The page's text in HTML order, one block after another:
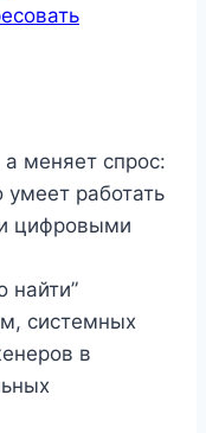
а меняет спрос:
умеет работать
цифровыми
найти”
системных
в